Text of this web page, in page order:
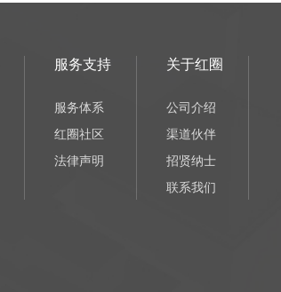
服务支持
服务体系
红圈社区
法律声明
关于红圈
公司介绍
渠道伙伴
招贤纳士
联系我们